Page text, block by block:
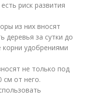
риск развития
из них вносят
деревья за сутки до
корни удобрениями
не только под
см от него.